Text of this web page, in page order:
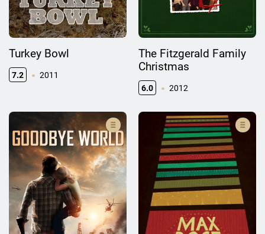
Turkey Bowl
7.2 2011
The Fitzgerald Family
Christmas
6.0 2012